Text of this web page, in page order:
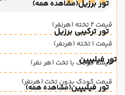
تور برزیل(مشاهده همه)
تور ترکیبی برزیل
تور فیلیپین
تور فیلیپین(مشاهده همه)
قیمت 2 تخته (هرنفر)
قیمت 1 تخته (هرنفر)
قیمت کودک با تخت (هر نفر)
قیمت کودک بدون تخت (هرنفر)